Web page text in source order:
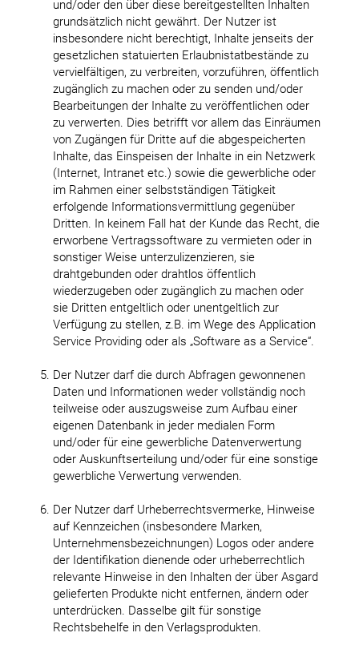
und/oder den über diese bereitgestellten Inhalten
grundsätzlich nicht gewährt. Der Nutzer ist
insbesondere nicht berechtigt, Inhalte jenseits der
gesetzlichen statuierten Erlaubnistatbestände zu
vervielfältigen, zu verbreiten, vorzuführen, öffentlich
zugänglich zu machen oder zu senden und/oder
Bearbeitungen der Inhalte zu veröffentlichen oder
zu verwerten. Dies betrifft vor allem das Einräumen
von Zugängen für Dritte auf die abgespeicherten
Inhalte, das Einspeisen der Inhalte in ein Netzwerk
(Internet, Intranet etc.) sowie die gewerbliche oder
im Rahmen einer selbstständigen Tätigkeit
erfolgende Informationsvermittlung gegenüber
Dritten. In keinem Fall hat der Kunde das Recht, die
erworbene Vertragssoftware zu vermieten oder in
sonstiger Weise unterzulizenzieren, sie
drahtgebunden oder drahtlos öffentlich
wiederzugeben oder zugänglich zu machen oder
sie Dritten entgeltlich oder unentgeltlich zur
Verfügung zu stellen, z.B. im Wege des Application
Service Providing oder als „Software as a Service“.
Der Nutzer darf die durch Abfragen gewonnenen
Daten und Informationen weder vollständig noch
teilweise oder auszugsweise zum Aufbau einer
eigenen Datenbank in jeder medialen Form
und/oder für eine gewerbliche Datenverwertung
oder Auskunftserteilung und/oder für eine sonstige
gewerbliche Verwertung verwenden.
Der Nutzer darf Urheberrechtsvermerke, Hinweise
auf Kennzeichen (insbesondere Marken,
Unternehmensbezeichnungen) Logos oder andere
der Identifikation dienende oder urheberrechtlich
relevante Hinweise in den Inhalten der über Asgard
gelieferten Produkte nicht entfernen, ändern oder
unterdrücken. Dasselbe gilt für sonstige
Rechtsbehelfe in den Verlagsprodukten.